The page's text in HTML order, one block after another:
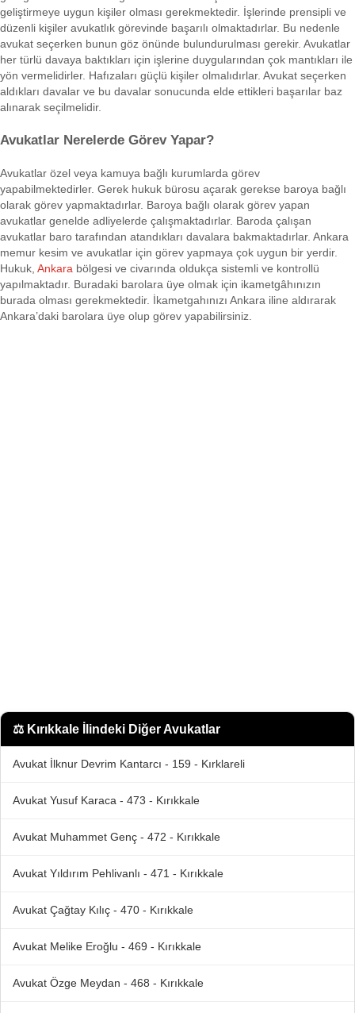
geliştirmeye uygun kişiler olması gerekmektedir. İşlerinde prensipli ve
düzenli kişiler avukatlık görevinde başarılı olmaktadırlar. Bu nedenle
avukat seçerken bunun göz önünde bulundurulması gerekir. Avukatlar
her türlü davaya baktıkları için işlerine duygularından çok mantıkları ile
yön vermelidirler. Hafızaları güçlü kişiler olmalıdırlar. Avukat seçerken
aldıkları davalar ve bu davalar sonucunda elde ettikleri başarılar baz
alınarak seçilmelidir.
Avukatlar Nerelerde Görev Yapar?
Avukatlar özel veya kamuya bağlı kurumlarda görev
yapabilmektedirler. Gerek hukuk bürosu açarak gerekse baroya bağlı
olarak görev yapmaktadırlar. Baroya bağlı olarak görev yapan
avukatlar genelde adliyelerde çalışmaktadırlar. Baroda çalışan
avukatlar baro tarafından atandıkları davalara bakmaktadırlar. Ankara
memur kesim ve avukatlar için görev yapmaya çok uygun bir yerdir.
Hukuk, Ankara bölgesi ve civarında oldukça sistemli ve kontrollü
yapılmaktadır. Buradaki barolara üye olmak için ikametgâhınızın
burada olması gerekmektedir. İkametgahınızı Ankara iline aldırarak
Ankara’daki barolara üye olup görev yapabilirsiniz.
⚖️ Kırıkkale İlindeki Diğer Avukatlar
Avukat İlknur Devrim Kantarcı - 159 - Kırklareli
Avukat Yusuf Karaca - 473 - Kırıkkale
Avukat Muhammet Genç - 472 - Kırıkkale
Avukat Yıldırım Pehlivanlı - 471 - Kırıkkale
Avukat Çağtay Kılıç - 470 - Kırıkkale
Avukat Melike Eroğlu - 469 - Kırıkkale
Avukat Özge Meydan - 468 - Kırıkkale